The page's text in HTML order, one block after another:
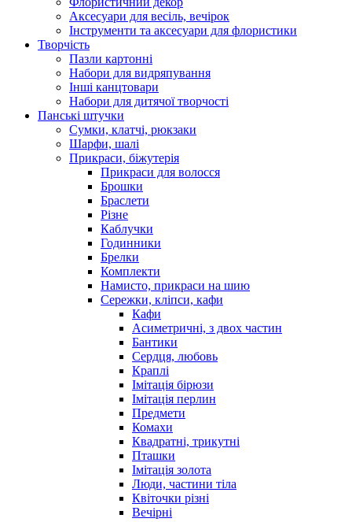
Аксесуари для весіль, вечірок
Інструменти та аксесуари для флористики
Творчість
Пазли картонні
Набори для видряпування
Інші канцтовари
Набори для дитячої творчості
Панські штучки
Сумки, клатчі, рюкзаки
Шарфи, шалі
Прикраси, біжутерія
Прикраси для волосся
Брошки
Браслети
Різне
Каблучки
Годинники
Брелки
Комплекти
Намисто, прикраси на шию
Сережки, кліпси, кафи
Кафи
Асиметричні, з двох частин
Бантики
Сердця, любовь
Краплі
Імітація бірюзи
Імітація перлин
Предмети
Комахи
Квадратні, трикутні
Пташки
Імітація золота
Люди, частини тіла
Квіточки різні
Вечірні